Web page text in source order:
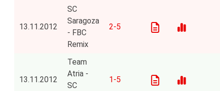
13.11.2012
SC
Saragoza
- FBC
Remix
2-5
13.11.2012
Team
Atria -
SC
1-5